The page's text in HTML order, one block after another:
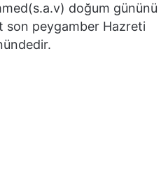
doğum gününü
son peygamber Hazreti